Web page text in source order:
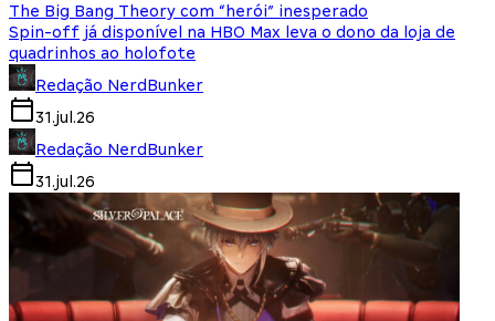
The Big Bang Theory com “herói” inesperado
Spin-off já disponível na HBO Max leva o dono da loja de
quadrinhos ao holofote
Redação NerdBunker
31.jul.26
Redação NerdBunker
31.jul.26